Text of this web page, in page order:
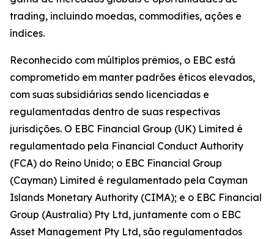
trading, incluindo moedas, commodities, ações e
índices.
Reconhecido com múltiplos prêmios, o EBC está
comprometido em manter padrões éticos elevados,
com suas subsidiárias sendo licenciadas e
regulamentadas dentro de suas respectivas
jurisdições. O EBC Financial Group (UK) Limited é
regulamentado pela Financial Conduct Authority
(FCA) do Reino Unido; o EBC Financial Group
(Cayman) Limited é regulamentado pela Cayman
Islands Monetary Authority (CIMA); e o EBC Financial
Group (Australia) Pty Ltd, juntamente com o EBC
Asset Management Pty Ltd, são regulamentados